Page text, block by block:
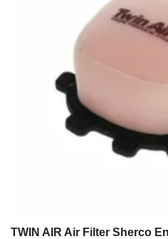
TWIN AIR Air Filter Sherco